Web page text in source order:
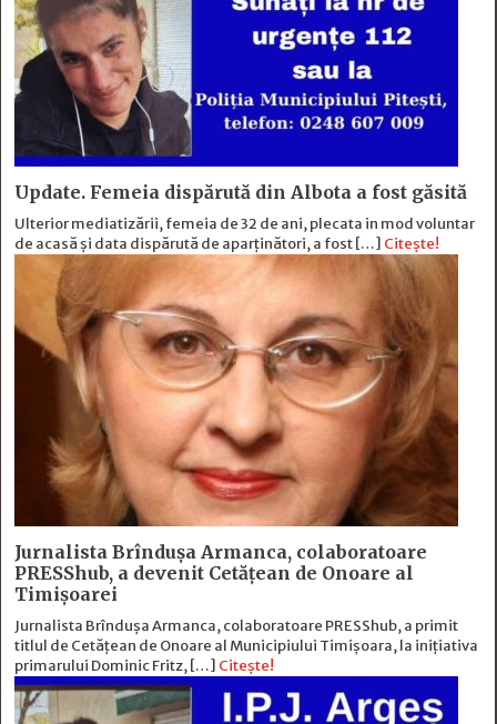
Update. Femeia dispărută din Albota a fost găsită
Ulterior mediatizării, femeia de 32 de ani, plecata in mod voluntar
de acasă și data dispărută de aparținători, a fost […] Citește!
Jurnalista Brîndușa Armanca, colaboratoare
PRESShub, a devenit Cetățean de Onoare al
Timișoarei
Jurnalista Brîndușa Armanca, colaboratoare PRESShub, a primit
titlul de Cetățean de Onoare al Municipiului Timișoara, la inițiativa
primarului Dominic Fritz, […] Citește!